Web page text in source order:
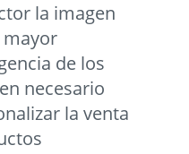
la imagen
mayor
de los
necesario
la venta